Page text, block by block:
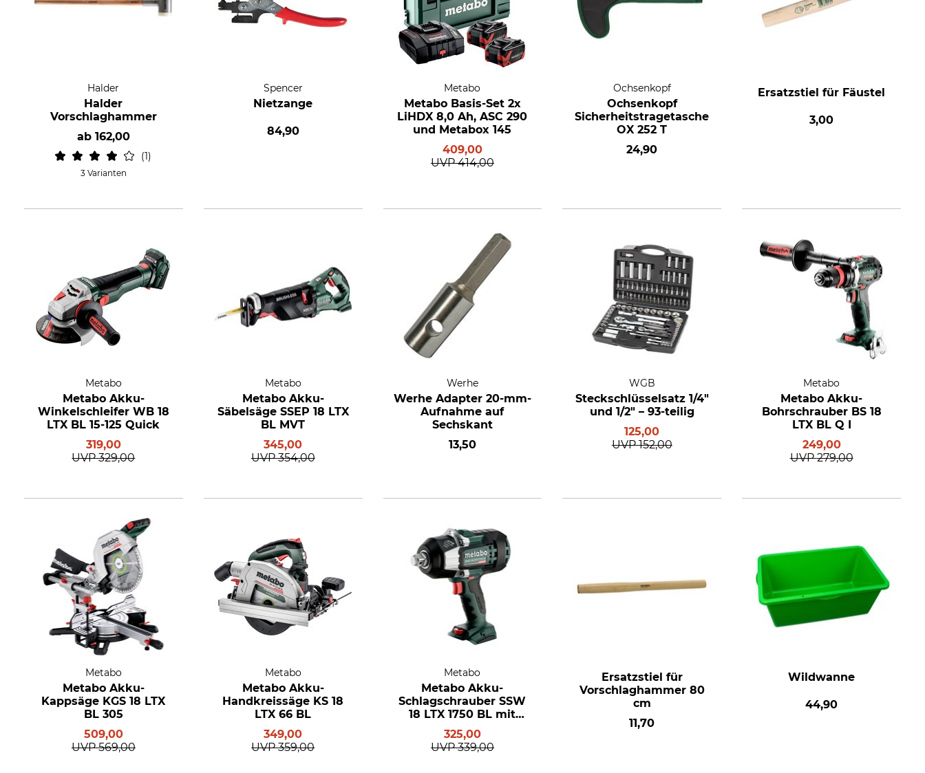
Halder
Halder
Vorschlaghammer
ab 162,00
1
3 Varianten
Spencer
Nietzange
84,90
Metabo
Metabo Basis-Set 2x
LiHDX 8,0 Ah, ASC 290
und Metabox 145
409,00
UVP 414,00
Ochsenkopf
Ochsenkopf
Sicherheitstragetasche
OX 252 T
24,90
Ersatzstiel für Fäustel
3,00
Metabo
Metabo Akku-
Winkelschleifer WB 18
LTX BL 15-125 Quick
319,00
UVP 329,00
Metabo
Metabo Akku-
Säbelsäge SSEP 18 LTX
BL MVT
345,00
UVP 354,00
Werhe
Werhe Adapter 20-mm-
Aufnahme auf
Sechskant
13,50
WGB
Steckschlüsselsatz 1/4"
und 1/2" – 93-teilig
125,00
UVP 152,00
Metabo
Metabo Akku-
Bohrschrauber BS 18
LTX BL Q I
249,00
UVP 279,00
Metabo
Metabo Akku-
Kappsäge KGS 18 LTX
BL 305
509,00
UVP 569,00
Metabo
Metabo Akku-
Handkreissäge KS 18
LTX 66 BL
349,00
UVP 359,00
Metabo
Metabo Akku-
Schlagschrauber SSW
18 LTX 1750 BL mit
Metabox 145 L
325,00
UVP 339,00
Ersatzstiel für
Vorschlaghammer 80
cm
11,70
Wildwanne
44,90